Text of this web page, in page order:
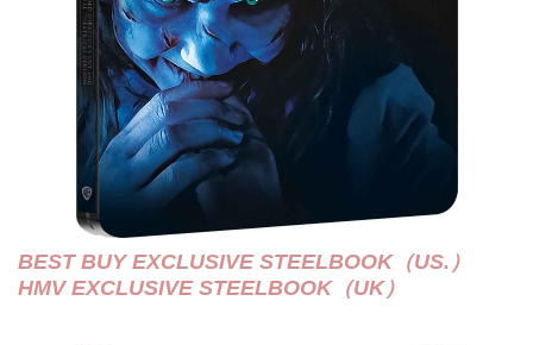
BEST BUY EXCLUSIVE STEELBOOK（US.）
HMV EXCLUSIVE STEELBOOK（UK）